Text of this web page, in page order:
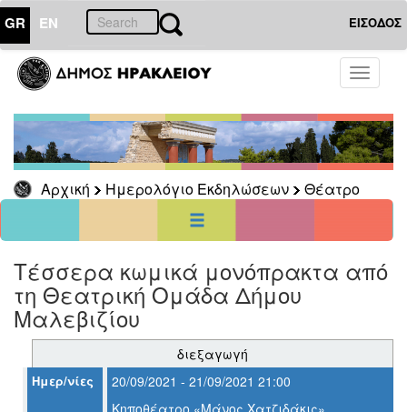
GR EN ΕΙΣΟΔΟΣ
Toggle
Αρχική Ημερολόγιο Εκδηλώσεων Θέατρο
20Σεπτέμβριος
2021
Δευ Τρι Τετ Πεμ Παρ Σαβ
1 2 3
4
5
12
13 14 15 16 17
18
25
ΗΜΕΡΟΛΟΓΙΟ
ΕΚΔΗΛΩΣΕΩΝ
Θέατρο
Τέσσερα κωμικά μονόπρακτα από
τη Θεατρική Ομάδα Δήμου
Μαλεβιζίου
διεξαγωγή
Ημερ/νίες 20/09/2021 - 21/09/2021 21:00
Κηποθέατρο «Μάνος Χατζιδάκις»,